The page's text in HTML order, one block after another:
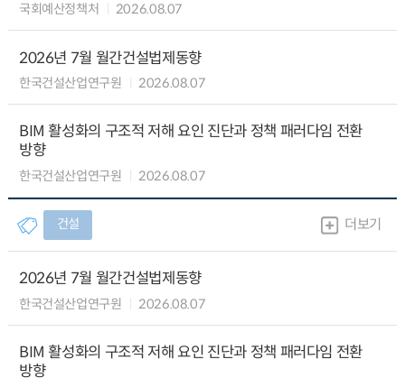
국회예산정책처 2026.08.07
2026년 7월 월간건설법제동향
한국건설산업연구원 2026.08.07
BIM 활성화의 구조적 저해 요인 진단과 정책 패러다임 전환
방향
한국건설산업연구원 2026.08.07
건설 더보기
2026년 7월 월간건설법제동향
한국건설산업연구원 2026.08.07
BIM 활성화의 구조적 저해 요인 진단과 정책 패러다임 전환
방향